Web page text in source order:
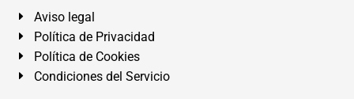
Aviso legal
Política de Privacidad
Política de Cookies
Condiciones del Servicio